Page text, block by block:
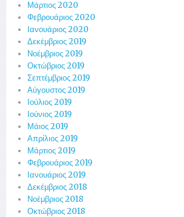
Μάρτιος 2020
Φεβρουάριος 2020
Ιανουάριος 2020
Δεκέμβριος 2019
Νοέμβριος 2019
Οκτώβριος 2019
Σεπτέμβριος 2019
Αύγουστος 2019
Ιούλιος 2019
Ιούνιος 2019
Μάιος 2019
Απρίλιος 2019
Μάρτιος 2019
Φεβρουάριος 2019
Ιανουάριος 2019
Δεκέμβριος 2018
Νοέμβριος 2018
Οκτώβριος 2018